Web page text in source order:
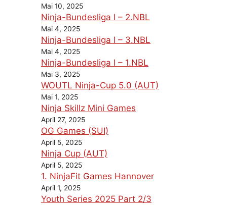
Mai 10, 2025
Ninja-Bundesliga I – 2.NBL
Mai 4, 2025
Ninja-Bundesliga I – 3.NBL
Mai 4, 2025
Ninja-Bundesliga I – 1.NBL
Mai 3, 2025
WOUTL Ninja-Cup 5.0 (AUT)
Mai 1, 2025
Ninja Skillz Mini Games
April 27, 2025
OG Games (SUI)
April 5, 2025
Ninja Cup (AUT)
April 5, 2025
1. NinjaFit Games Hannover
April 1, 2025
Youth Series 2025 Part 2/3